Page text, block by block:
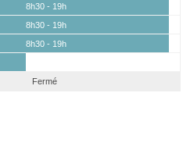
8h30 - 19h
8h30 - 19h
8h30 - 19h
Fermé